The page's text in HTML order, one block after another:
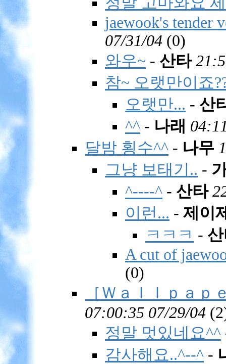
jaewook's tender
07/31/04 (0)
와우~ - 산타
참~ 오랫만이죠
오랫만... - 산
^^ - 나래
달밤 횡수^^ - 나무
그냥 보태기.. -
^----^ - 산타
이런... - 제이
ㅋㅋㅋ -
A cut of
(0)
［Ｗａｌｌｐａｐ
07:00:35 07/29/04 (
정말 멋있네요^^
감사해요..^--^ -